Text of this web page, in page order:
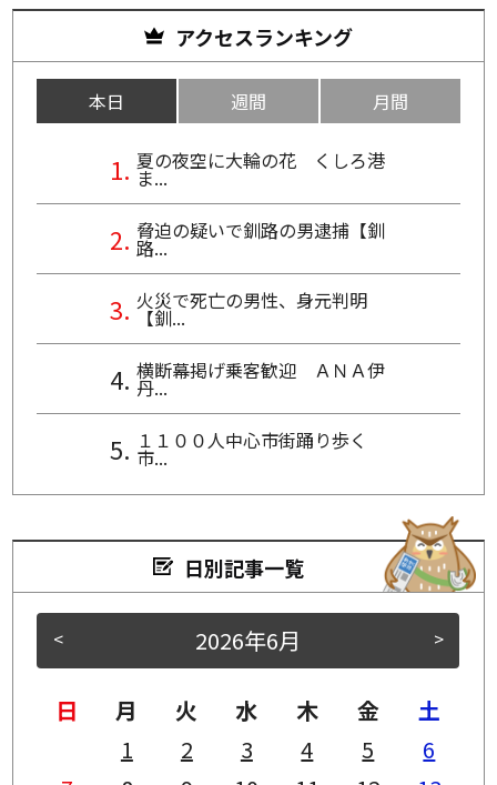
アクセスランキング
本日 週間 月間
夏の夜空に大輪の花 くしろ港
ま...
脅迫の疑いで釧路の男逮捕【釧
路...
火災で死亡の男性、身元判明
【釧...
横断幕掲げ乗客歓迎 ＡＮＡ伊
丹...
１１００人中心市街踊り歩く
市...
日別記事一覧
< >
2026年6月
日 月 火 水 木 金
土
1
2 3 4 5
6